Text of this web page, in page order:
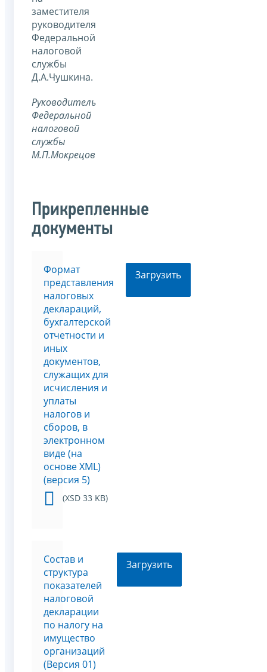
заместителя
руководителя
Федеральной
налоговой
службы
Д.А.Чушкина.
Руководитель
Федеральной
налоговой
службы
М.П.Мокрецов
Прикрепленные
документы
Формат
представления
налоговых
деклараций,
бухгалтерской
отчетности и
иных
документов,
служащих для
исчисления и
уплаты
налогов и
сборов, в
электронном
виде (на
основе XML)
(версия 5)
(XSD 33 KB)
Загрузить
Состав и
структура
показателей
налоговой
декларации
по налогу на
имущество
организаций
(Версия 01)
Загрузить